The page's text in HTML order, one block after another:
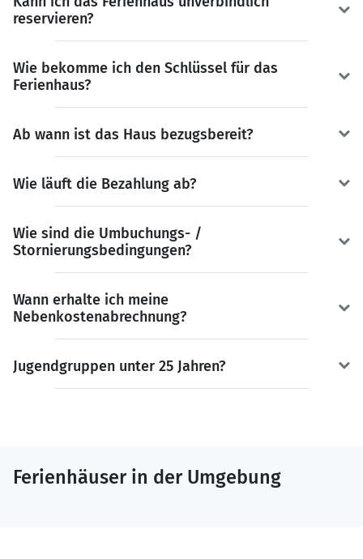
reservieren?
Wie bekomme ich den Schlüssel für das
Ferienhaus?
Ab wann ist das Haus bezugsbereit?
Wie läuft die Bezahlung ab?
Wie sind die Umbuchungs- /
Stornierungsbedingungen?
Wann erhalte ich meine
Nebenkostenabrechnung?
Jugendgruppen unter 25 Jahren?
Ferienhäuser in der Umgebung